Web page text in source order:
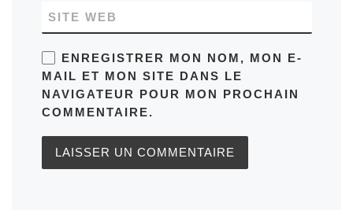
SITE WEB
ENREGISTRER MON NOM, MON E-
MAIL ET MON SITE DANS LE
NAVIGATEUR POUR MON PROCHAIN
COMMENTAIRE.